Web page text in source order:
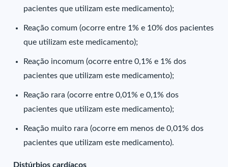
pacientes que utilizam este medicamento);
Reação comum (ocorre entre 1% e 10% dos pacientes
que utilizam este medicamento);
Reação incomum (ocorre entre 0,1% e 1% dos
pacientes que utilizam este medicamento);
Reação rara (ocorre entre 0,01% e 0,1% dos
pacientes que utilizam este medicamento);
Reação muito rara (ocorre em menos de 0,01% dos
pacientes que utilizam este medicamento).
Distúrbios cardíacos